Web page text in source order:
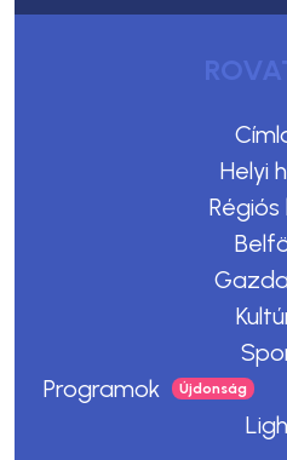
Helyi
Régiós
Programok